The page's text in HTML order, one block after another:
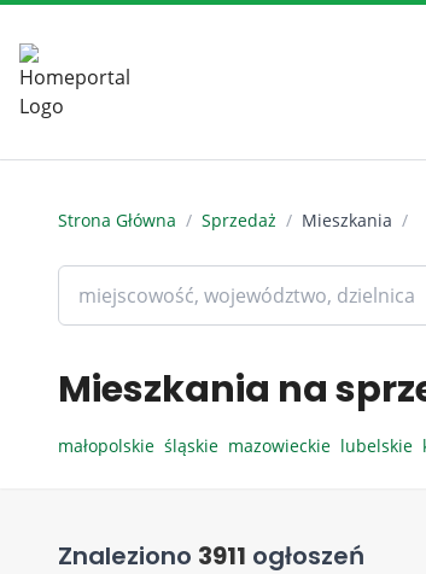
Strona Główna / Sprzedaż / Mieszkania /
Mieszkania na
małopolskie śląskie mazowieckie lubelskie
Znaleziono 3911 ogłoszeń